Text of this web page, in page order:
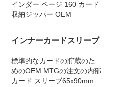
インダー ページ 160 カード
収納ジッパー OEM
インナーカードスリーブ
標準的なカードの貯蔵のた
めのOEM MTGの注文の内部
カード スリーブ65x90mm